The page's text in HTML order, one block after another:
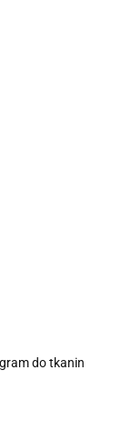
do tkanin